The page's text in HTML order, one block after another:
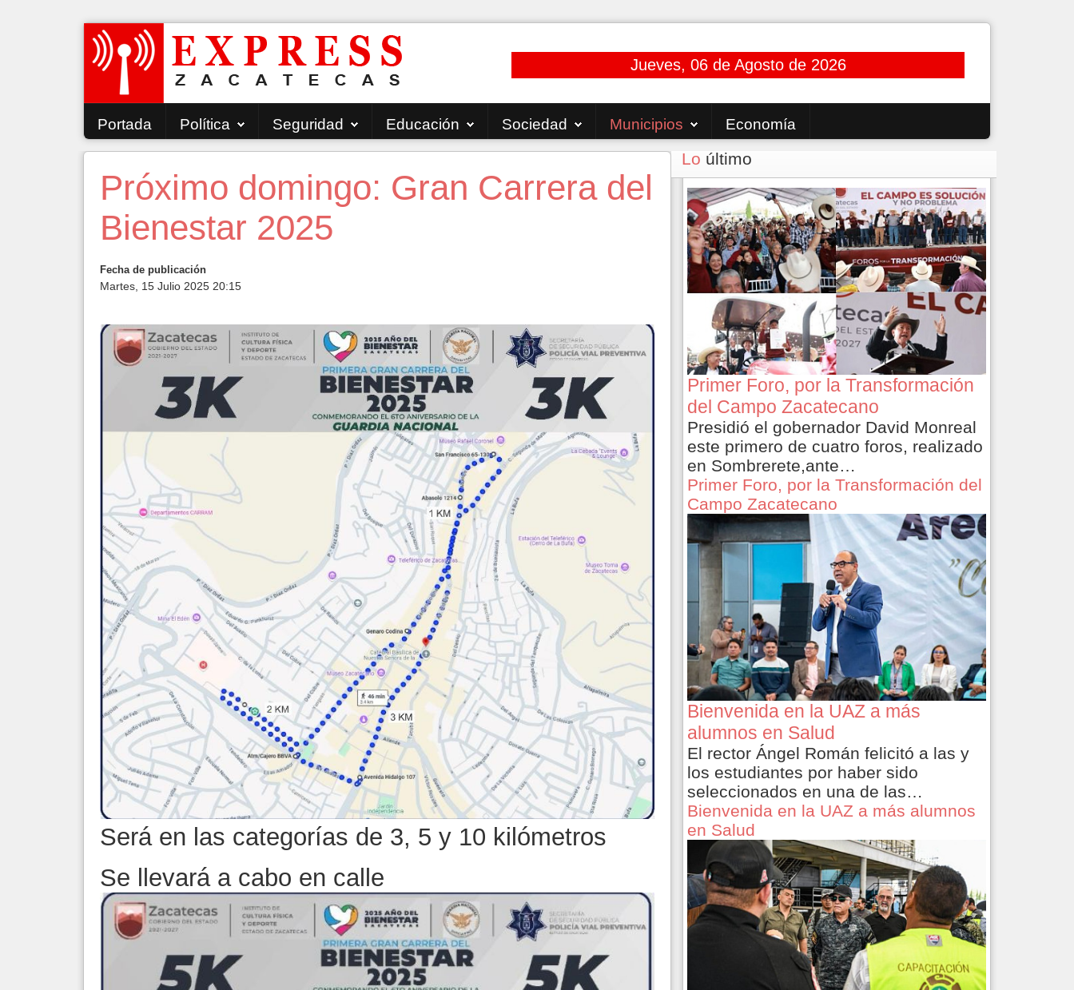
Jueves, 06 de Agosto de 2026
Portada Política Seguridad Educación Sociedad Municipios Economía
Próximo domingo: Gran Carrera del
Bienestar 2025
Fecha de publicación
Martes, 15 Julio 2025 20:15
Será en las categorías de 3, 5 y 10 kilómetros
Se llevará a cabo en calle
Lo último
Primer Foro, por la Transformación
del Campo Zacatecano
Presidió el gobernador David Monreal
este primero de cuatro foros, realizado
en Sombrerete,ante…
Primer Foro, por la Transformación del
Campo Zacatecano
Bienvenida en la UAZ a más
alumnos en Salud
El rector Ángel Román felicitó a las y
los estudiantes por haber sido
seleccionados en una de las…
Bienvenida en la UAZ a más alumnos
en Salud